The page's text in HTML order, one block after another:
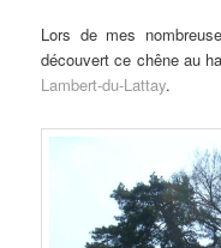
Lors de mes
découvert ce chêne au
Lambert-du-Lattay.